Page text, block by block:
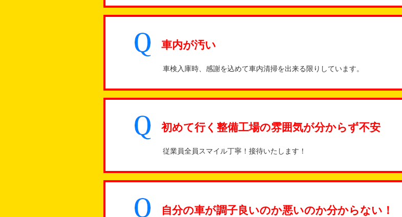
車内が汚い
車検入庫時、感謝を込めて車内清掃を出来る限りしています。
初めて行く整備工場の雰囲気が分からず不安
従業員全員スマイル丁寧！接待いたします！
自分の車が調子良いのか悪いのか分からない！